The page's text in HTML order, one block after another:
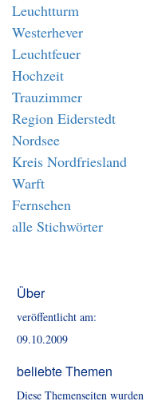
Leuchtturm
Westerhever
Leuchtfeuer
Hochzeit
Trauzimmer
Region Eiderstedt
Nordsee
Kreis Nordfriesland
Warft
Fernsehen
alle Stichwörter
Über
veröffentlicht am:
09.10.2009
beliebte Themen
Diese Themenseiten